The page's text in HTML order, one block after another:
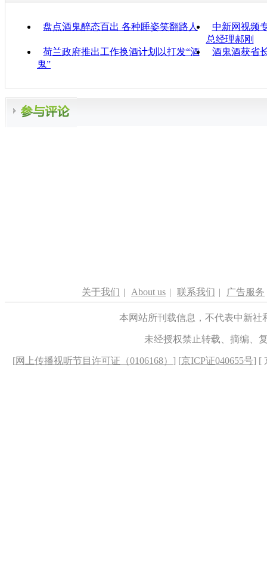
盘点酒鬼醉态百出 各种睡姿笑翻路人
中新网视频
总经理郝刚
荷兰政府推出工作换酒计划以打发“酒
鬼”
酒鬼酒获省
关于我们 | About us | 联系我们 | 广告服务
本网站所刊载信息，不代表中新
未经授权禁止转载、摘编、
[网上传播视听节目许可证（0106168） ] [京ICP证040655号] [